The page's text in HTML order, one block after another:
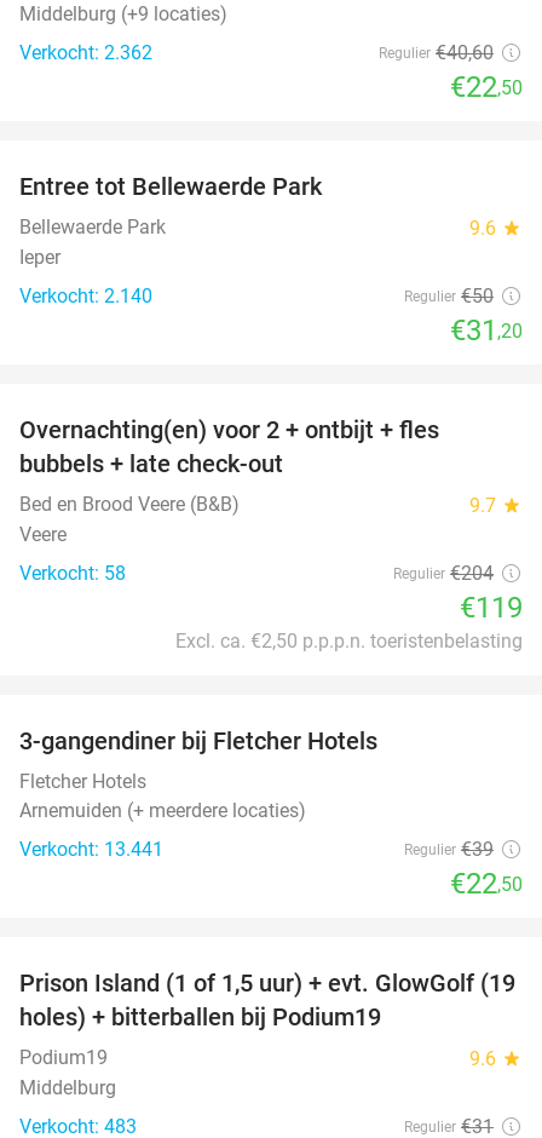
Middelburg (+9 locaties)
Verkocht: 2.362
Regulier €40,60
€22,50
Entree tot Bellewaerde Park
Bellewaerde Park 9.6 star
Ieper
Verkocht: 2.140
Regulier €50
€31 ,20
Overnachting(en) voor 2 + ontbijt + fles
bubbels + late check-out
Bed en Brood Veere (B&B) 9.7 star
Veere
Verkocht: 58
Regulier €204
€119
Excl. ca. €2,50 p.p.p.n. toeristenbelasting
3-gangendiner bij Fletcher Hotels
Fletcher Hotels
Arnemuiden (+ meerdere locaties)
Verkocht: 13.441
Regulier €39
€22,50
36%
Prison Island (1 of 1,5 uur) + evt. GlowGolf (19
holes) + bitterballen bij Podium19
Podium19 9.6 star
Middelburg
Verkocht: 483
Regulier €31